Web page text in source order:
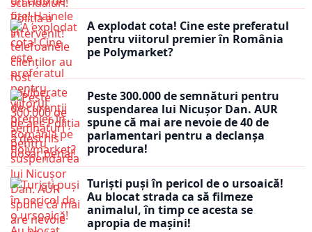
A explodat cota! Cine este preferatul
pentru viitorul premier în România
pe Polymarket?
Peste 300.000 de semnături pentru
suspendarea lui Nicușor Dan. AUR
spune că mai are nevoie de 40 de
parlamentari pentru a declanșa
procedura!
Turiști puși în pericol de o ursoaică!
Au blocat strada ca să filmeze
animalul, în timp ce acesta se
apropia de mașini!